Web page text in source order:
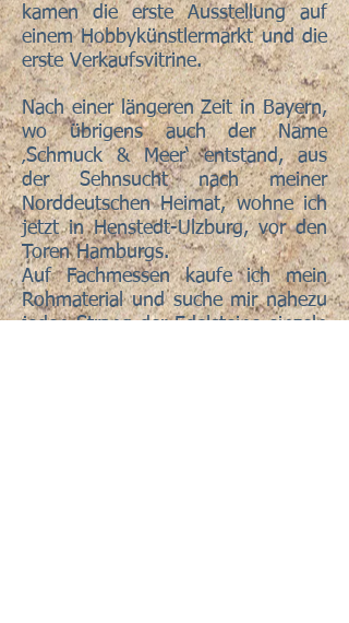
kamen die erste Ausstellung auf
einem Hobbykünstlermarkt und die
erste Verkaufsvitrine.
Nach einer längeren Zeit in Bayern,
wo übrigens auch der Name
‚Schmuck & Meer‘ entstand, aus
der Sehnsucht nach meiner
Norddeutschen Heimat, wohne ich
jetzt in Henstedt-Ulzburg, vor den
Toren Hamburgs.
Auf Fachmessen kaufe ich mein
Rohmaterial und suche mir nahezu
jeden Strang der Edelsteine einzeln